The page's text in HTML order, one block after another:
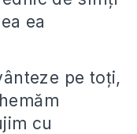
ea
pe toţi,
cu